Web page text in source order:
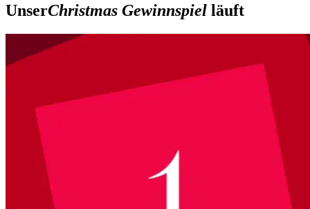
UnserChristmas Gewinnspiel läuft